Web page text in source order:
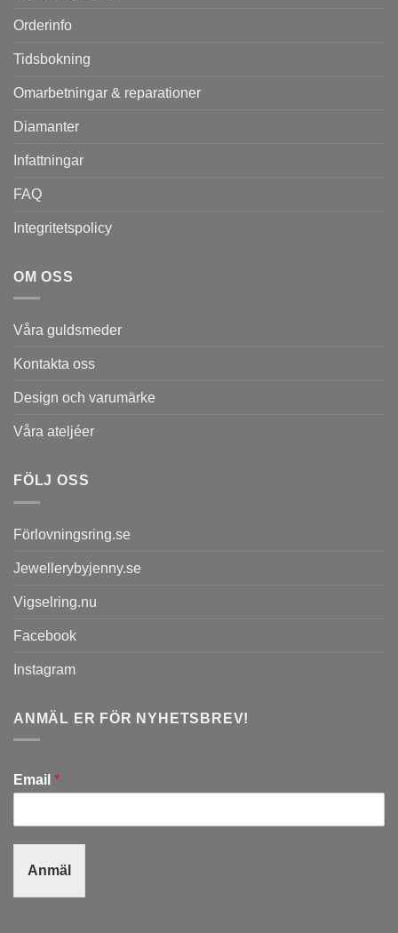
Orderinfo
Tidsbokning
Omarbetningar & reparationer
Diamanter
Infattningar
FAQ
Integritetspolicy
OM OSS
Våra guldsmeder
Kontakta oss
Design och varumärke
Våra ateljéer
FÖLJ OSS
Förlovningsring.se
Jewellerybyjenny.se
Vigselring.nu
Facebook
Instagram
ANMÄL ER FÖR NYHETSBREV!
Email *
Anmäl